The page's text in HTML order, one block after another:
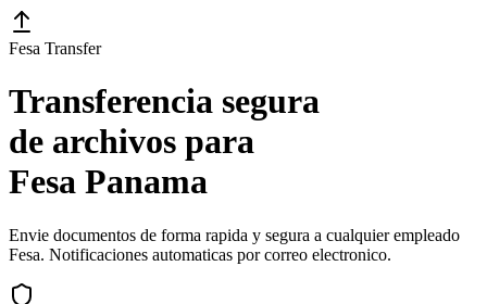
Fesa Transfer
Transferencia segura
de archivos para
Fesa Panama
Envie documentos de forma rapida y segura a cualquier empleado
Fesa. Notificaciones automaticas por correo electronico.